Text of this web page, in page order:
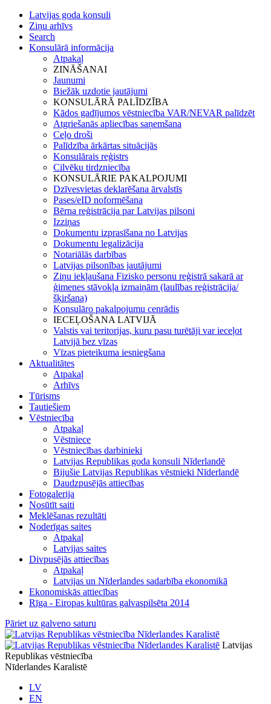
Latvijas goda konsuli
Ziņu arhīvs
Search
Konsulārā informācija
Atpakaļ
ZINĀŠANAI
Jaunumi
Biežāk uzdotie jautājumi
KONSULĀRĀ PALĪDZĪBA
Kādos gadījumos vēstniecība VAR/NEVAR palīdzēt
Atgriešanās apliecības saņemšana
Ceļo droši
Palīdzība ārkārtas situācijās
Konsulārais reģistrs
Cilvēku tirdzniecība
KONSULĀRIE PAKALPOJUMI
Dzīvesvietas deklarēšana ārvalstīs
Pases/eID noformēšana
Bērna reģistrācija par Latvijas pilsoni
Izziņas
Dokumentu izprasīšana no Latvijas
Dokumentu legalizācija
Notariālās darbības
Latvijas pilsonības jautājumi
Ziņu iekļaušana Fizisko personu reģistrā sakarā ar
ģimenes stāvokļa izmaiņām (laulības reģistrācija/
šķiršana)
Konsulāro pakalpojumu cenrādis
IECEĻOŠANA LATVIJĀ
Valstis vai teritorijas, kuru pasu turētāji var ieceļot
Latvijā bez vīzas
Vīzas pieteikuma iesniegšana
Aktualitātes
Atpakaļ
Arhīvs
Tūrisms
Tautiešiem
Vēstniecība
Atpakaļ
Vēstniece
Vēstniecības darbinieki
Latvijas Republikas goda konsuli Nīderlandē
Bijušie Latvijas Republikas vēstnieki Nīderlandē
Daudzpusējās attiecības
Fotogalerija
Nosūtīt saiti
Meklēšanas rezultāti
Noderīgas saites
Atpakaļ
Latvijas saites
Divpusējās attiecības
Atpakaļ
Latvijas un Nīderlandes sadarbība ekonomikā
Ekonomiskās attiecības
Rīga - Eiropas kultūras galvaspilsēta 2014
Pāriet uz galveno saturu
Latvijas
Republikas vēstniecība
Nīderlandes Karalistē
LV
EN